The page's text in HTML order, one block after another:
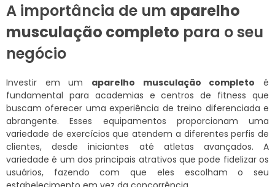
A importância de um aparelho
musculação completo para o seu
negócio
Investir em um aparelho musculação completo é
fundamental para academias e centros de fitness que
buscam oferecer uma experiência de treino diferenciada e
abrangente. Esses equipamentos proporcionam uma
variedade de exercícios que atendem a diferentes perfis de
clientes, desde iniciantes até atletas avançados. A
variedade é um dos principais atrativos que pode fidelizar os
usuários, fazendo com que eles escolham o seu